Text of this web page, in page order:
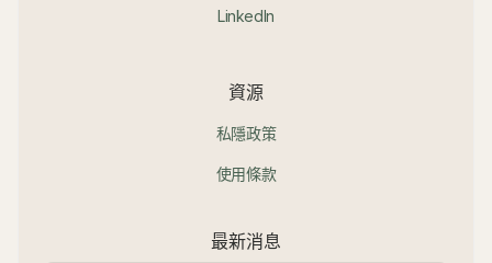
LinkedIn
資源
私隱政策
使用條款
最新消息